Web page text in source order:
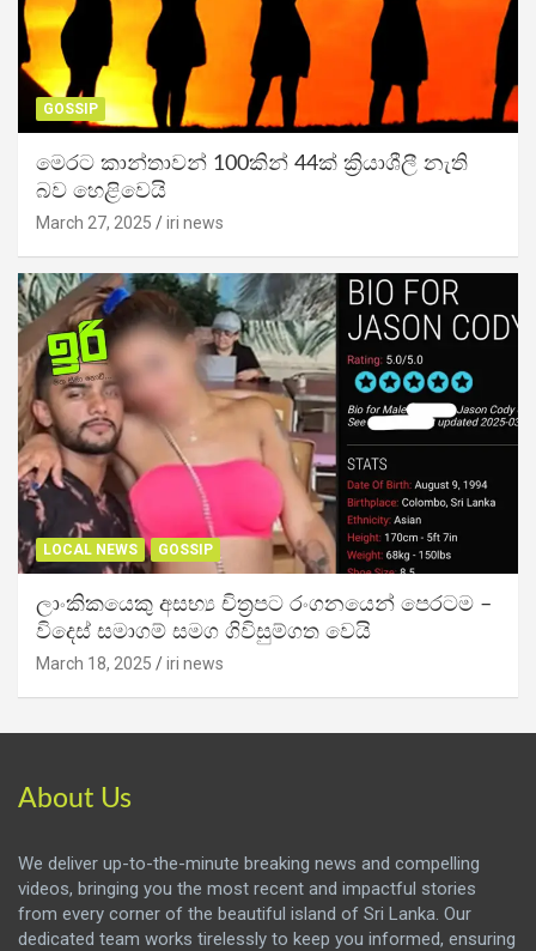
GOSSIP
මෙරට කාන්තාවන් 100කින් 44ක් ක්‍රියාශීලී නැති
බව හෙළිවෙයි
March 27, 2025 iri news
LOCAL NEWS GOSSIP
ලාංකිකයෙකු අසභ්‍ය චිත්‍රපට රංගනයෙන් පෙරටම –
විදෙස් සමාගම් සමග ගිවිසුම්ගත වෙයි
March 18, 2025 iri news
About Us
We deliver up-to-the-minute breaking news and compelling
videos, bringing you the most recent and impactful stories
from every corner of the beautiful island of Sri Lanka. Our
dedicated team works tirelessly to keep you informed, ensuring